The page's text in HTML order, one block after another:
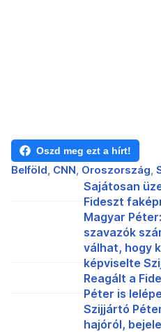
Oszd meg ezt a hírt!
Belföld CNN Oroszország
Sajátosan
Fideszt
Magyar
szavazók
válhat, hogy
képviselte
Reagált a
Péter is
Szijjártó
hajóról,